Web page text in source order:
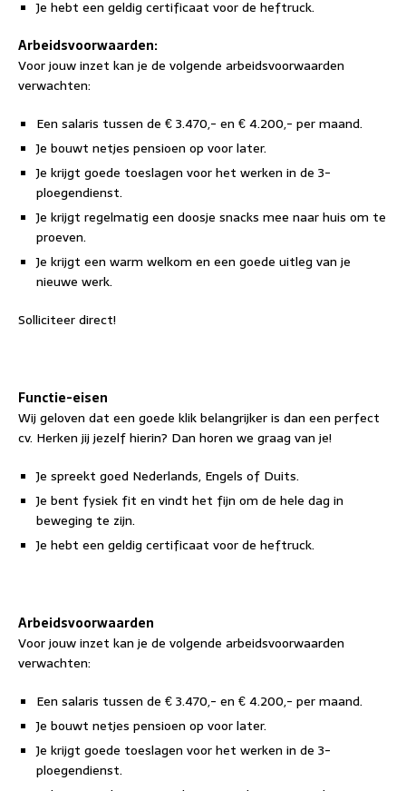
Je hebt een geldig certificaat voor de heftruck.
Arbeidsvoorwaarden:
Voor jouw inzet kan je de volgende arbeidsvoorwaarden
verwachten:
Een salaris tussen de € 3.470,- en € 4.200,- per maand.
Je bouwt netjes pensioen op voor later.
Je krijgt goede toeslagen voor het werken in de 3-
ploegendienst.
Je krijgt regelmatig een doosje snacks mee naar huis om te
proeven.
Je krijgt een warm welkom en een goede uitleg van je
nieuwe werk.
Solliciteer direct!
Functie-eisen
Wij geloven dat een goede klik belangrijker is dan een perfect
cv. Herken jij jezelf hierin? Dan horen we graag van je!
Je spreekt goed Nederlands, Engels of Duits.
Je bent fysiek fit en vindt het fijn om de hele dag in
beweging te zijn.
Je hebt een geldig certificaat voor de heftruck.
Arbeidsvoorwaarden
Voor jouw inzet kan je de volgende arbeidsvoorwaarden
verwachten:
Een salaris tussen de € 3.470,- en € 4.200,- per maand.
Je bouwt netjes pensioen op voor later.
Je krijgt goede toeslagen voor het werken in de 3-
ploegendienst.